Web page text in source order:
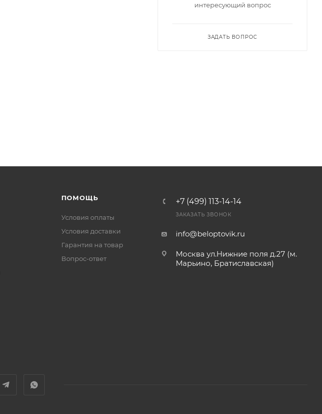
интересующий вопрос
ЗАДАТЬ ВОПРОС
ПОМОЩЬ
Условия оплаты
Условия доставки
Гарантия на товар
Вопрос-ответ
+7 (499) 113-14-14
ЗАКАЗАТЬ ЗВОНОК
info@beloptovik.ru
Москва ул.Нижние поля д.27 (м.
Марьино, Братиславская)